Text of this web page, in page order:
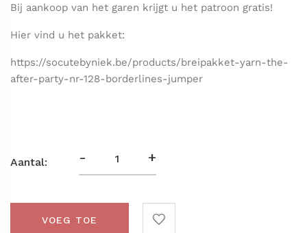
Bij aankoop van het garen krijgt u het patroon gratis!
Hier vind u het pakket:
https://socutebyniek.be/products/breipakket-yarn-the-
after-party-nr-128-borderlines-jumper
Aantal: - +
VOEG TOE